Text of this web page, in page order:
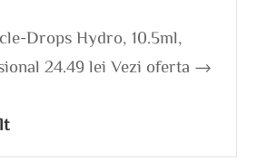
Drops Hydro, 10.5ml,
24.49 lei Vezi oferta →